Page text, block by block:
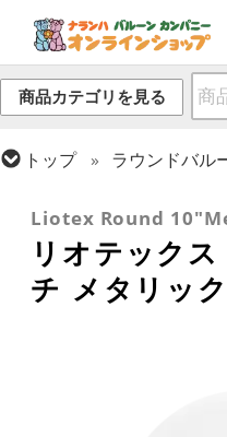
商品カテゴリを見る
トップ ラウンドバル
Liotex Round
リオテック
チ メタリッ